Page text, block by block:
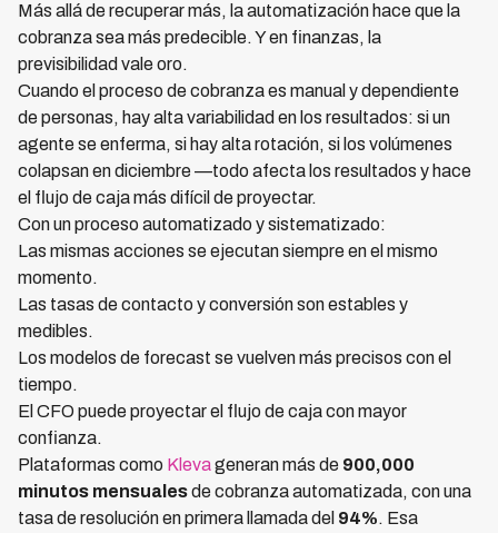
Más allá de recuperar más, la automatización hace que la
cobranza sea más predecible. Y en finanzas, la
previsibilidad vale oro.
Cuando el proceso de cobranza es manual y dependiente
de personas, hay alta variabilidad en los resultados: si un
agente se enferma, si hay alta rotación, si los volúmenes
colapsan en diciembre —todo afecta los resultados y hace
el flujo de caja más difícil de proyectar.
Con un proceso automatizado y sistematizado:
Las mismas acciones se ejecutan siempre en el mismo
momento.
Las tasas de contacto y conversión son estables y
medibles.
Los modelos de forecast se vuelven más precisos con el
tiempo.
El CFO puede proyectar el flujo de caja con mayor
confianza.
Plataformas como Klevageneran más de 900,000
minutos mensualesde cobranza automatizada, con una
tasa de resolución en primera llamada del 94%. Esa